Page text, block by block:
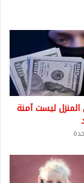
المنزل ليست آمنة